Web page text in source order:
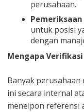
perusahaan.
untuk posisi
dengan
Mengapa
Banyak perusahaan
ini secara internal
menelpon referensi